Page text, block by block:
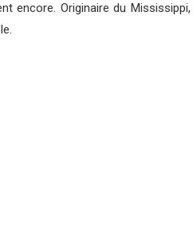
encore. Originaire du